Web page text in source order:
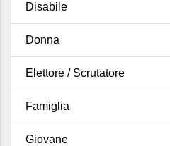
Disabile
Donna
Elettore / Scrutatore
Famiglia
Giovane